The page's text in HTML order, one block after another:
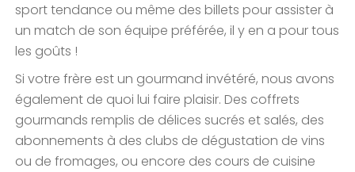
sport tendance ou même des billets pour assister à
un match de son équipe préférée, il y en a pour tous
les goûts !
Si votre frère est un gourmand invétéré, nous avons
également de quoi lui faire plaisir. Des coffrets
gourmands remplis de délices sucrés et salés, des
abonnements à des clubs de dégustation de vins
ou de fromages, ou encore des cours de cuisine